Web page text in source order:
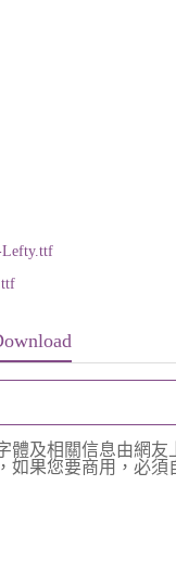
Lefty.ttf
體及相關信息由網
如果您要商用，必